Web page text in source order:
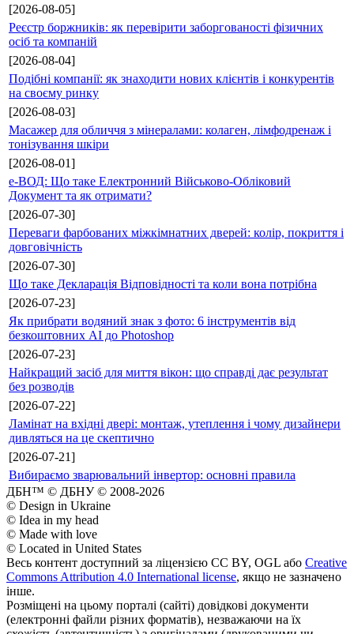
[2026-08-05]
Реєстр боржників: як перевірити заборгованості фізичних
осіб та компаній
[2026-08-04]
Подібні компанії: як знаходити нових клієнтів і конкурентів
на своєму ринку
[2026-08-03]
Масажер для обличчя з мінералами: колаген, лімфодренаж і
тонізування шкіри
[2026-08-01]
е-ВОД: Що таке Електронний Військово-Обліковий
Документ та як отримати?
[2026-07-30]
Переваги фарбованих міжкімнатних дверей: колір, покриття і
довговічність
[2026-07-30]
Що таке Декларація Відповідності та коли вона потрібна
[2026-07-23]
Як прибрати водяний знак з фото: 6 інструментів від
безкоштовних AI до Photoshop
[2026-07-23]
Найкращий засіб для миття вікон: що справді дає результат
без розводів
[2026-07-22]
Ламінат на вхідні двері: монтаж, утеплення і чому дизайнери
дивляться на це скептично
[2026-07-21]
Вибираємо зварювальний інвертор: основні правила
ДБН™ © ДБНУ © 2008-2026
© Design in Ukraine
© Idea in my head
© Made with love
© Located in United States
Весь контент доступний за ліцензією CC BY, OGL або Creative
Commons Attribution 4.0 International license, якщо не зазначено
інше.
Розміщені на цьому порталі (сайті) довідкові документи
(електронні файли різних форматів), незважаючи на їх